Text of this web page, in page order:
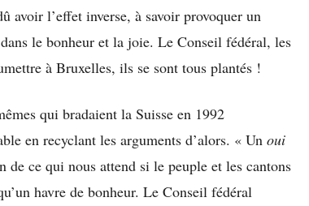
avoir l’effet inverse, à savoir provoquer un
le bonheur et la joie. Le Conseil fédéral, les
à Bruxelles, ils se sont tous plantés !
qui bradaient la Suisse en 1992
en recyclant les arguments d’alors. « Un oui
de ce qui nous attend si le peuple et les cantons
havre de bonheur. Le Conseil fédéral